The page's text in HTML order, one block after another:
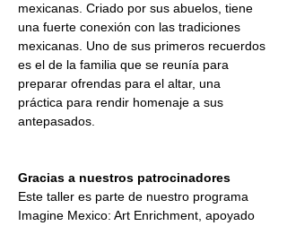
mexicanas. Criado por sus abuelos, tiene
una fuerte conexión con las tradiciones
mexicanas. Uno de sus primeros recuerdos
es el de la familia que se reunía para
preparar ofrendas para el altar, una
práctica para rendir homenaje a sus
antepasados.
Gracias a nuestros patrocinadores
Este taller es parte de nuestro programa
Imagine Mexico: Art Enrichment, apoyado